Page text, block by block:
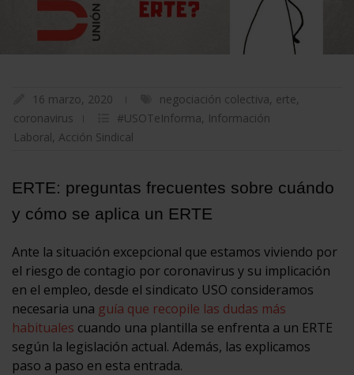
16 marzo, 2020 negociación colectiva, erte,
coronavirus
#USOTeInforma, Información
Laboral, Acción Sindical
ERTE: preguntas frecuentes sobre cuándo
y cómo se aplica un ERTE
Ante la situación excepcional que estamos viviendo por
el riesgo de contagio por coronavirus y su implicación
en el empleo, desde el sindicato USO consideramos
necesaria una guía que recopile las dudas más
habituales cuando una plantilla se enfrenta a un ERTE
según la legislación actual. Además, las explicamos
paso a paso en esta entrada.